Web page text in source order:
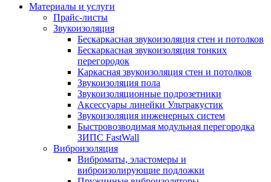
Материалы и услуги
Прайс-листы
Звукоизоляция
Бескаркасная звукоизоляция стен и потолков
Бескаркасная звукоизоляция тонких
перегородок
Каркасная звукоизоляция стен и потолков
Звукоизоляция пола
Звукоизоляционные подрозетники
Аксессуары линейки Ультракустик
Звукоизоляция инженерных систем
Быстровозводимая модульная перегородка
ЗИПС FastWall
Виброизоляция
Виброматы, эластомеры и
виброизолирующие подложки